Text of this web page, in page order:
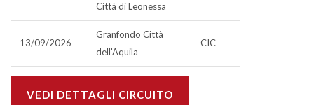
Città di Leonessa
13/09/2026
Granfondo Città
dell'Aquila
CIC
VEDI DETTAGLI CIRCUITO